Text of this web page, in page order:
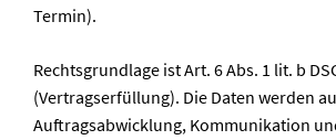
Termin).
Rechtsgrundlage ist Art. 6 Abs. 1 lit. b
(Vertragserfüllung). Die Daten werden
Auftragsabwicklung, Kommunikation